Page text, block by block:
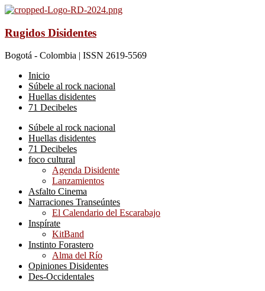
Rugidos Disidentes
Bogotá - Colombia | ISSN 2619-5569
Inicio
Súbele al rock nacional
Huellas disidentes
71 Decibeles
Súbele al rock nacional
Huellas disidentes
71 Decibeles
foco cultural
Agenda Disidente
Lanzamientos
Asfalto Cinema
Narraciones Transeúntes
El Calendario del Escarabajo
Inspírate
KitBand
Instinto Forastero
Alma del Río
Opiniones Disidentes
Des-Occidentales